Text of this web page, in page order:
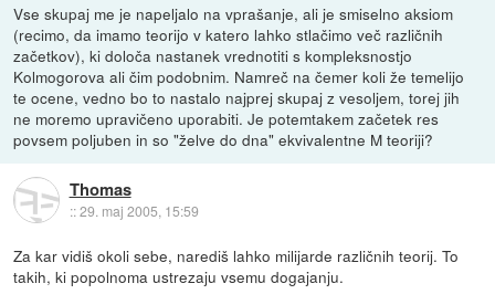
Vse skupaj me je napeljalo na vprašanje, ali je smiselno aksiom
(recimo, da imamo teorijo v katero lahko stlačimo več različnih
začetkov), ki določa nastanek vrednotiti s kompleksnostjo
Kolmogorova ali čim podobnim. Namreč na čemer koli že temelijo
te ocene, vedno bo to nastalo najprej skupaj z vesoljem, torej jih
ne moremo upravičeno uporabiti. Je potemtakem začetek res
povsem poljuben in so "želve do dna" ekvivalentne M teoriji?
Thomas
::29. maj 2005, 15:59
Za kar vidiš okoli sebe, narediš lahko milijarde različnih teorij. To
takih, ki popolnoma ustrezaju vsemu dogajanju.